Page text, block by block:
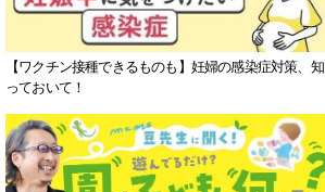
【ワクチン接種できるものも】妊婦の感染症対策、知
っておいて！